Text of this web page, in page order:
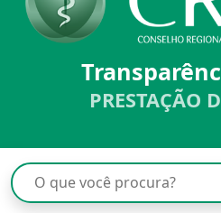
PRESTAÇÃO